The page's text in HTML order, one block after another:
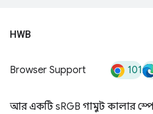
HWB
Browser Support 101
আর একটি sRGB গামুট কালার